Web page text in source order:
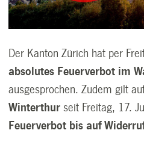
Der Kanton Zürich hat per
absolutes Feuerverbot im
ausgesprochen. Zudem gilt
Winterthur seit Freitag, 17.
Feuerverbot bis auf